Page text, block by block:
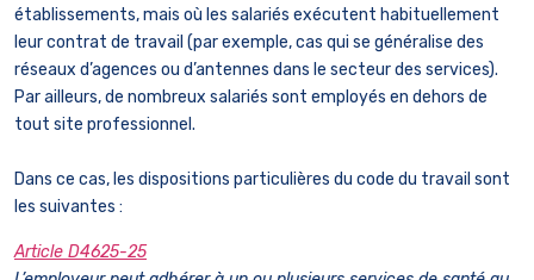
établissements, mais où les salariés exécutent habituellement
leur contrat de travail (par exemple, cas qui se généralise des
réseaux d’agences ou d’antennes dans le secteur des services).
Par ailleurs, de nombreux salariés sont employés en dehors de
tout site professionnel.
Dans ce cas, les dispositions particulières du code du travail sont
les suivantes :
Article D4625-25